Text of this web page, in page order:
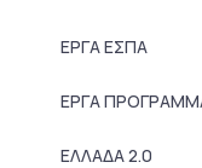
ΕΡΓΑ ΕΣΠΑ
ΕΡΓΑ
ΕΛΛΑΔΑ 2.0